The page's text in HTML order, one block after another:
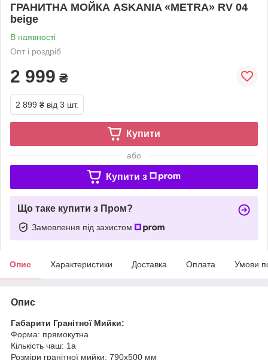
ГРАНИТНА МОЙКА ASKANIA «METRA» RV 04
beige
В наявності
Опт і роздріб
2 999 ₴
2 899 ₴ від 3 шт.
Купити
або
Купити з
Що таке купити з Пром?
Замовлення під захистом
Опис Характеристики Доставка Оплата Умови
Опис
Габарити Гранітної Мийки:
Форма: прямокутна
Кількість чаш: 1a
Розміри гранітної мийки: 790х500 мм